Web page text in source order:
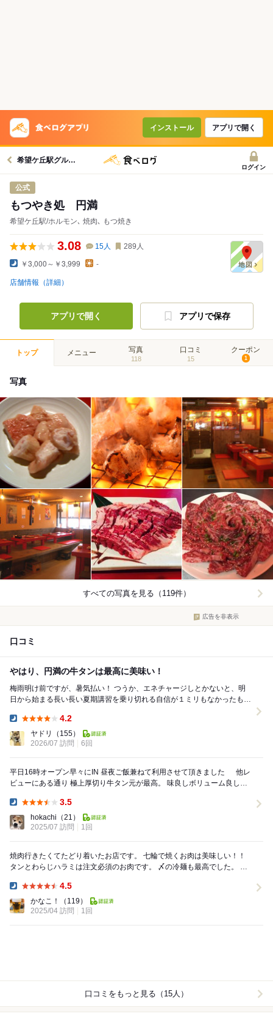
インストール アプリで開く
希望ケ丘駅グルメへ
ログイン
公式
もつやき処 円満
希望ケ丘駅/ホルモン､ 焼肉､ もつ焼き
3.08 15人 289 人
￥3,000～￥3,999 -
店舗情報（詳細）
アプリで開く アプリで保存
トップ メニュー 写真
118
口コミ
15
クーポン
1
写真
すべての写真を見る（119件）
広告を非表示
口コミ
やはり、円満の牛タンは最高に美味い！
梅雨明け前ですが、暑気払い！ つうか、エネチャージしとかないと、明
日から始まる長い長い夏期講習を乗り切れる自信が１ミリもなかったもの
4.2
ヤドリ
（155）
2026/07 訪問
6回
平日16時オープン早々にIN 昼夜ご飯兼ねて利用させて頂きました 他レ
ビューにある通り 極上厚切り牛タン元が最高。 味良しボリューム良し値
3.5
hokachi （21）
2025/07 訪問
1回
焼肉行きたくてたどり着いたお店です。 七輪で焼くお肉は美味しい！！
タンとわらじハラミは注文必須のお肉です。 〆の冷麺も最高でした。 全
4.5
かなこ！
（119）
2025/04 訪問
1回
口コミをもっと見る（15人）